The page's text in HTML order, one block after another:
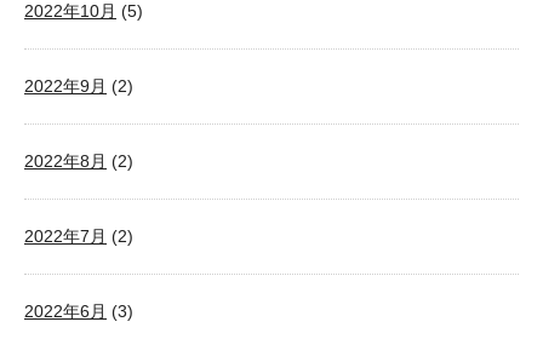
2022年10月 (5)
2022年9月 (2)
2022年8月 (2)
2022年7月 (2)
2022年6月 (3)